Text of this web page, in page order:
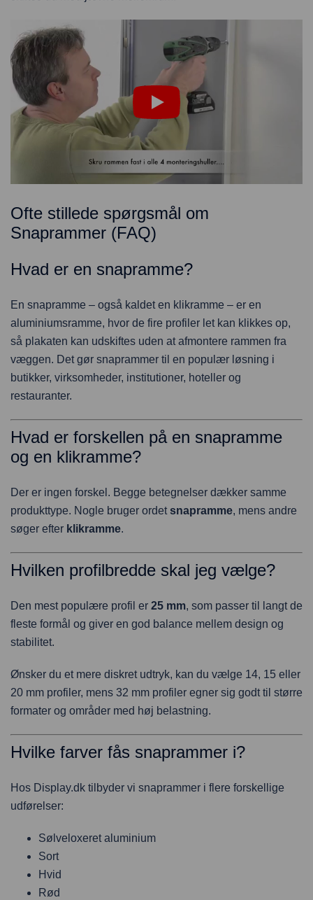
Ofte stillede spørgsmål om
Snaprammer (FAQ)
Hvad er en snapramme?
En snapramme – også kaldet en klikramme – er en
aluminiumsramme, hvor de fire profiler let kan klikkes op,
så plakaten kan udskiftes uden at afmontere rammen fra
væggen. Det gør snaprammer til en populær løsning i
butikker, virksomheder, institutioner, hoteller og
restauranter.
Hvad er forskellen på en snapramme
og en klikramme?
Der er ingen forskel. Begge betegnelser dækker samme
produkttype. Nogle bruger ordetsnapramme, mens andre
søger efter klikramme.
Hvilken profilbredde skal jeg vælge?
Den mest populære profil er 25 mm, som passer til langt de
fleste formål og giver en god balance mellem design og
stabilitet.
Ønsker du et mere diskret udtryk, kan du vælge 14, 15 eller
20 mm profiler, mens 32 mm profiler egner sig godt til større
formater og områder med høj belastning.
Hvilke farver fås snaprammer i?
Hos Display.dk tilbyder vi snaprammer i flere forskellige
udførelser:
Sølveloxeret aluminium
Sort
Hvid
Rød